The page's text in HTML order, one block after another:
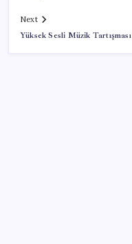
Next
Yüksek Sesli Müzik